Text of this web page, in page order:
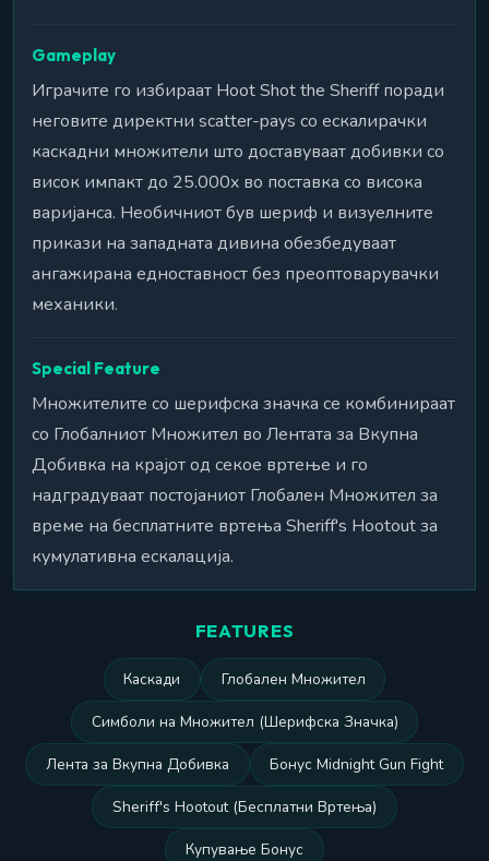
Gameplay
Играчите го избираат Hoot Shot the Sheriff поради
неговите директни scatter-pays со ескалирачки
каскадни множители што доставуваат добивки со
висок импакт до 25.000x во поставка со висока
варијанса. Необичниот був шериф и визуелните
прикази на западната дивина обезбедуваат
ангажирана едноставност без преоптоварувачки
механики.
Special Feature
Множителите со шерифска значка се комбинираат
со Глобалниот Множител во Лентата за Вкупна
Добивка на крајот од секое вртење и го
надградуваат постојаниот Глобален Множител за
време на бесплатните вртења Sheriff's Hootout за
кумулативна ескалација.
FEATURES
Каскади Глобален Множител
Симболи на Множител (Шерифска Значка)
Лента за Вкупна Добивка Бонус Midnight Gun Fight
Sheriff's Hootout (Бесплатни Вртења)
Купување Бонус